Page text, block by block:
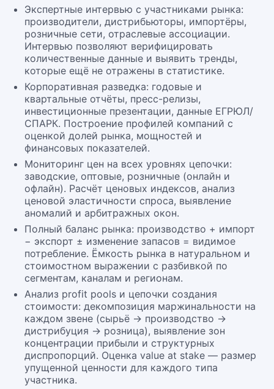
Экспертные интервью с участниками рынка:
производители, дистрибьюторы, импортёры,
розничные сети, отраслевые ассоциации.
Интервью позволяют верифицировать
количественные данные и выявить тренды,
которые ещё не отражены в статистике.
Корпоративная разведка: годовые и
квартальные отчёты, пресс-релизы,
инвестиционные презентации, данные ЕГРЮЛ/
СПАРК. Построение профилей компаний с
оценкой долей рынка, мощностей и
финансовых показателей.
Мониторинг цен на всех уровнях цепочки:
заводские, оптовые, розничные (онлайн и
офлайн). Расчёт ценовых индексов, анализ
ценовой эластичности спроса, выявление
аномалий и арбитражных окон.
Полный баланс рынка: производство + импорт
− экспорт ± изменение запасов = видимое
потребление. Ёмкость рынка в натуральном и
стоимостном выражении с разбивкой по
сегментам, каналам и регионам.
Анализ profit pools и цепочки создания
стоимости: декомпозиция маржинальности на
каждом звене (сырьё → производство →
дистрибуция → розница), выявление зон
концентрации прибыли и структурных
диспропорций. Оценка value at stake — размер
упущенной ценности для каждого типа
участника.